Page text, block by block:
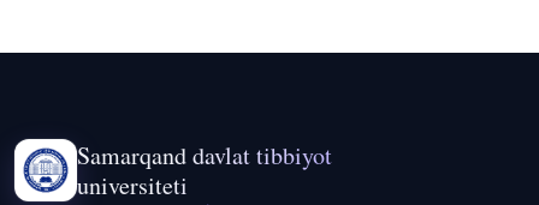
Samarqand davlat tibbiyot
universiteti